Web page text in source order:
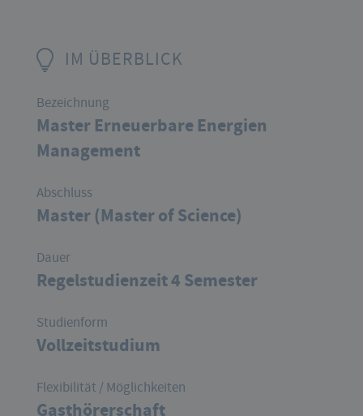
IM ÜBERBLICK
Bezeichnung
Master Erneuerbare Energien
Management
Abschluss
Master (Master of Science)
Dauer
Regelstudienzeit 4 Semester
Studienform
Vollzeitstudium
Flexibilität / Möglichkeiten
Gasthörerschaft